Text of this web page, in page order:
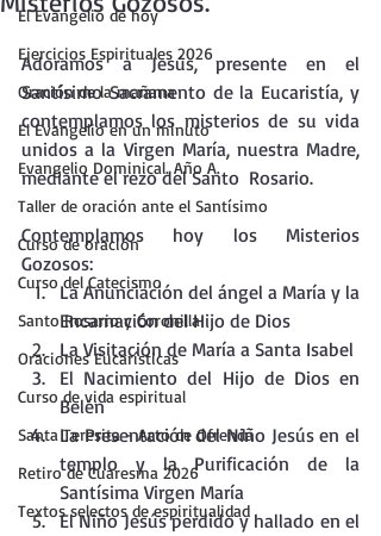
El Evangelio de hoy
Ejercicios Espirituales 2026
Oración de la mañana
El Evangelio en un minuto
Evangelio Dominical. Año A.
Taller de oración ante el Santísimo
Curso de oración
Curso del Catecismo
Santo Rosario y Coronilla
Oraciones Eucarísticas
Curso de vida espiritual
Santa Teresita - Acto de Ofrenda
Retiro de Cuaresma 2026
Textos selectos de espiritualidad
Adoramos a Jesús, presente en el
Santísimo Sacramento de la Eucaristía, y
contemplamos los misterios de su vida
unidos a la Virgen María, nuestra Madre,
mediante el rezo del Santo  Rosario.
Contemplamos hoy los Misterios
Gozosos:
La Anunciación del ángel a María y la
Encarnación del Hijo de Dios
La Visitación de María a Santa Isabel
El Nacimiento del Hijo de Dios en
Belén
La Presentación del Niño Jesús en el
templo y la Purificación de la
Santísima Virgen María
El Niño Jesús perdido y hallado en el